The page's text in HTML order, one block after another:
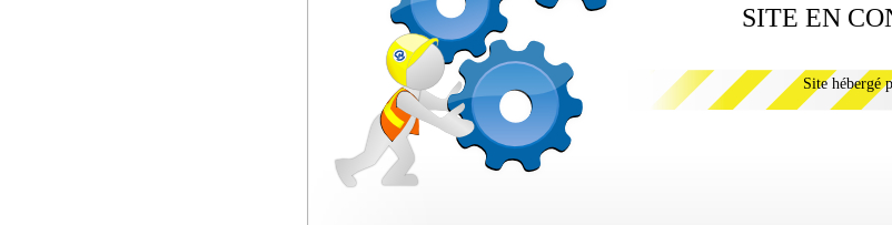
SITE EN
Site hébergé